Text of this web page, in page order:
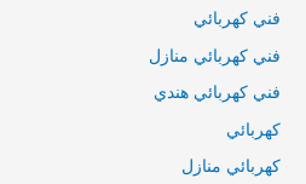
فني كهربائي
فني كهربائي منازل
فني كهربائي هندي
كهربائي
كهربائي منازل